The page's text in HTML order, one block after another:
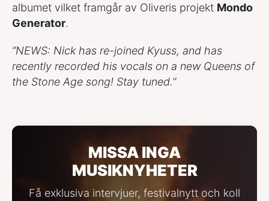
albumet vilket framgår av Oliveris projekt Mondo
Generator.
”NEWS: Nick has re-joined Kyuss, and has
recently recorded his vocals on a new Queens of
the Stone Age song! Stay tuned.”
MISSA INGA
MUSIKNYHETER
Få exklusiva intervjuer, festivalnytt och koll